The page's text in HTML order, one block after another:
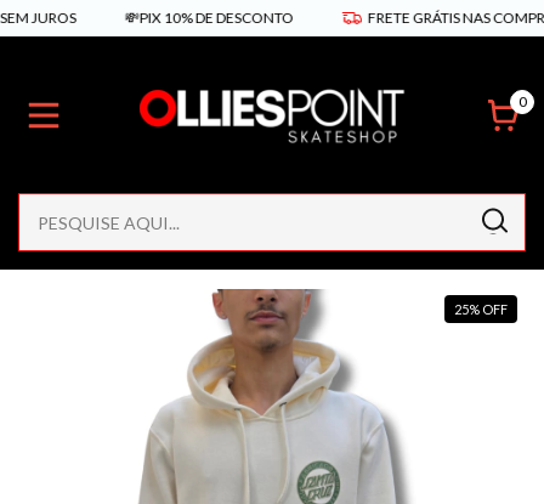
JUROS 💸PIX 10% DE DESCONTO FRETE GRÁTIS NAS
0
25% OFF